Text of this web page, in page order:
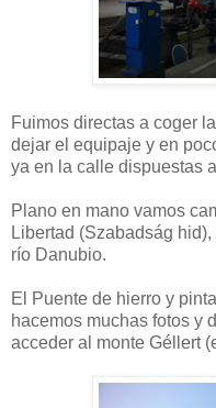
Fuimos directas a coger
dejar el equipaje y en
ya en la calle dispuestas
Plano en mano vamos
Libertad (Szabadság
río Danubio.
El Puente de hierro y
hacemos muchas fotos y
acceder al monte Géllert